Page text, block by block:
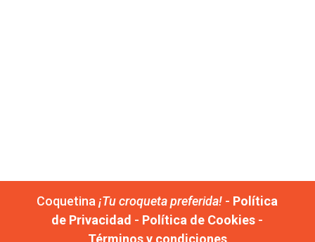
Coquetina¡Tu croqueta preferida! - Política
de Privacidad - Política de Cookies -
Términos y condiciones